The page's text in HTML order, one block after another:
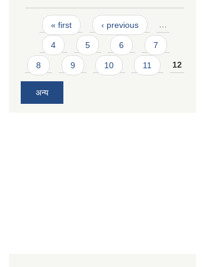
Pages
« first ‹ previous …
4 5 6 7
8 9 10 11 12
अन्य